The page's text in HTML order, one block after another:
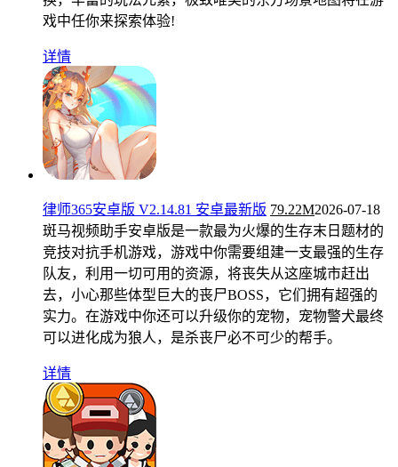
戏中任你来探索体验!
详情
律师365安卓版 V2.14.81 安卓最新版 79.22M2026-07-18
斑马视频助手安卓版是一款最为火爆的生存末日题材的
竞技对抗手机游戏，游戏中你需要组建一支最强的生存
队友，利用一切可用的资源，将丧失从这座城市赶出
去，小心那些体型巨大的丧尸BOSS，它们拥有超强的
实力。在游戏中你还可以升级你的宠物，宠物警犬最终
可以进化成为狼人，是杀丧尸必不可少的帮手。
详情